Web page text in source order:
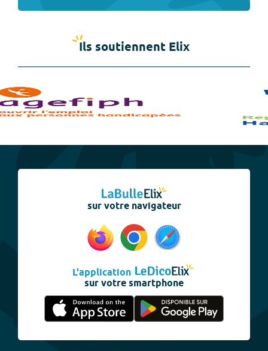
Ils soutiennent Elix
sur votre navigateur
L'application
sur votre smartphone